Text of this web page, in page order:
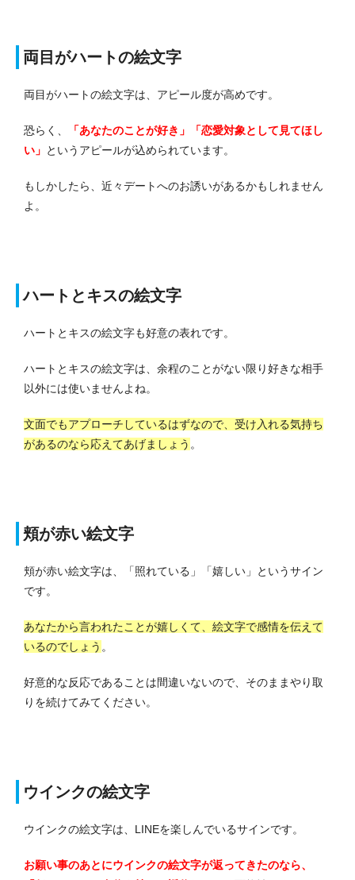
両目がハートの絵文字
両目がハートの絵文字は、アピール度が高めです。
恐らく、
「あなたのことが好き」「恋愛対象として見てほし
い」 というアピールが込められています。
もしかしたら、近々デートへのお誘いがあるかもしれません
よ。
ハートとキスの絵文字
ハートとキスの絵文字も好意の表れです。
ハートとキスの絵文字は、余程のことがない限り好きな相手
以外には使いませんよね。
文面でもアプローチしているはずなので、受け入れる気持ち
があるのなら応えてあげましょう 。
頬が赤い絵文字
頬が赤い絵文字は、「照れている」「嬉しい」というサイン
です。
あなたから言われたことが嬉しくて、絵文字で感情を伝えて
いるのでしょう 。
好意的な反応であることは間違いないので、そのままやり取
りを続けてみてください。
ウインクの絵文字
ウインクの絵文字は、LINEを楽しんでいるサインです。
お願い事のあとにウインクの絵文字が返ってきたのなら、